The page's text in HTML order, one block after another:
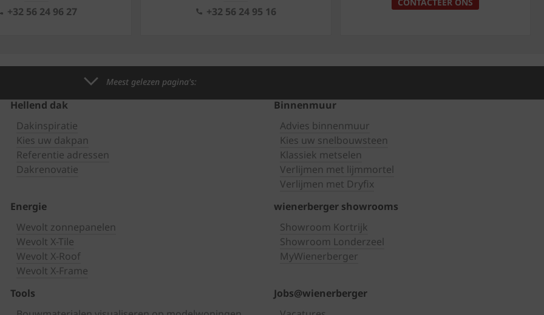
+32 56 24 96 27 +32 56 24 95 16
Meest gelezen pagina's:
Hellend dak
Dakinspiratie
Kies uw dakpan
Referentie adressen
Dakrenovatie
Binnenmuur
Advies binnenmuur
Kies uw snelbouwsteen
Klassiek metselen
Verlijmen met lijmmortel
Verlijmen met Dryfix
Energie
Wevolt zonnepanelen
Wevolt X-Tile
Wevolt X-Roof
Wevolt X-Frame
wienerberger showrooms
Showroom Kortrijk
Showroom Londerzeel
MyWienerberger
Tools
Jobs@wienerberger